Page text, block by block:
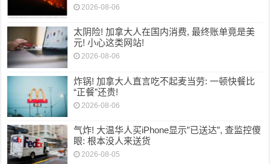
2026-08-06
太阴险! 加拿大人在国内消费, 最终账单竟是美
元! 小心这类网站!
2026-08-06
炸锅! 加拿大人直言吃不起麦当劳: 一顿快餐比
“正餐”还贵!
2026-08-06
气炸! 大温华人买iPhone显示”已送达”, 查监控傻
眼: 根本没人来送货
2026-08-05